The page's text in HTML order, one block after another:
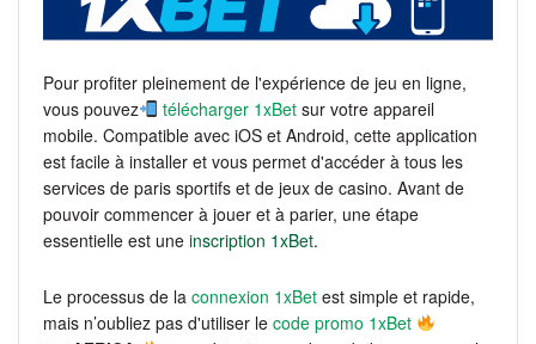
Pour profiter pleinement de l'expérience de jeu en ligne,
vous pouvez
télécharger 1xBet sur votre appareil
mobile. Compatible avec iOS et Android, cette application
est facile à installer et vous permet d'accéder à tous les
services de paris sportifs et de jeux de casino. Avant de
pouvoir commencer à jouer et à parier, une étape
essentielle est une inscription 1xBet.
Le processus de la connexion 1xBet est simple et rapide,
mais n’oubliez pas d'utiliser le code promo 1xBet